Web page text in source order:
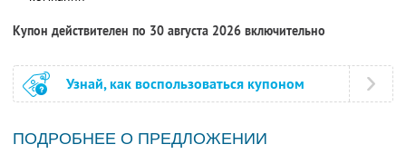
Купон действителен по 30 августа 2026 включительно
Узнай, как воспользоваться купоном
ПОДРОБНЕЕ О ПРЕДЛОЖЕНИИ